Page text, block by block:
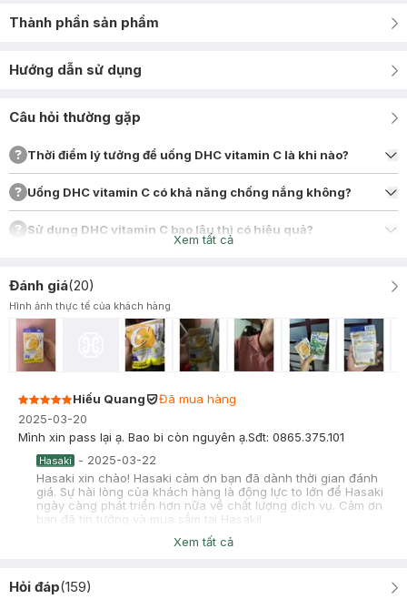
Thành phần sản phẩm
Hướng dẫn sử dụng
Câu hỏi thường gặp
Thời điểm lý tưởng để uống DHC vitamin C là khi nào?
Uống DHC vitamin C có khả năng chống nắng không?
Sử dụng DHC vitamin C bao lâu thì có hiệu quả?
Xem tất cả
Đánh giá(20)
Hình ảnh thực tế của khách hàng
Hiếu Quang
Đã mua hàng
2025-03-20
Mình xin pass lại ạ. Bao bi còn nguyên ạ.Sđt: 0865.375.101
Hasaki - 2025-03-22
Hasaki xin chào! Hasaki cảm ơn bạn đã dành thời gian đánh
giá. Sự hài lòng của khách hàng là động lực to lớn để Hasaki
ngày càng phát triển hơn nữa về chất lượng dịch vụ. Cảm ơn
bạn đã tin tưởng và mua sắm tại Hasaki!
Xem tất cả
Hỏi đáp(159)